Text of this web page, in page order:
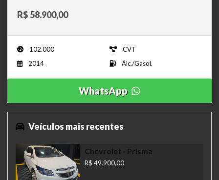
R$ 58.900,00
102.000
CVT
2014
Álc./Gasol.
WhatsApp
Veículos mais recentes
Chevrolet - Prisma
R$ 49.900,00